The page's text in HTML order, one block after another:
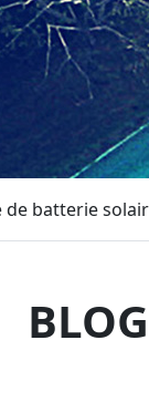
batterie